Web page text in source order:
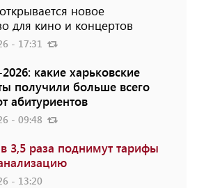
новое
для кино и концертов
- 17:31
какие харьковские
получили больше всего
абитуриентов
- 09:48
3,5 раза поднимут тарифы
- 13:20